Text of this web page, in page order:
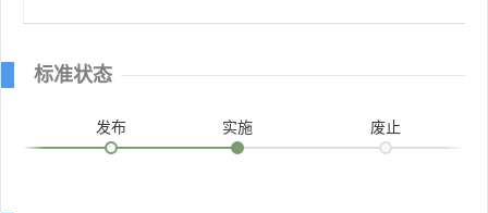
标准状态
发布 实施 废止